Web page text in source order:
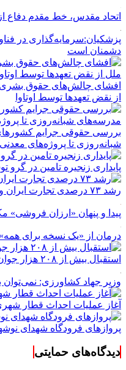
اتحاد مقدس، خط مقدم دفاع
پزشکیان:سرمایه‌گذاری در
دشمنان است
افشای چالش‌های حقوق بشری
از نقض تعهد‌ها توسط اوتاوا
بررسی حقوقی جرایم
شبانه‌روزی تا پروژه‌های معدنی
پایداری زنجیره تامین در گرو
رشد ۷۳ درصدی تجارت ایران و ترکیه در سایه محاصره دریایی
پیدا و پنهان «ارزان فروشی»
درمان از «یک نسخه برای
استقبال بیش از ۲۰۸ هزار جوان از رویداد «جوان سال»
وزیر جهاد کشاورزی:
آغاز عملیات احداث قطار
پروازهای فرودگاه شهدای
دیدگاه‌های حمایتی